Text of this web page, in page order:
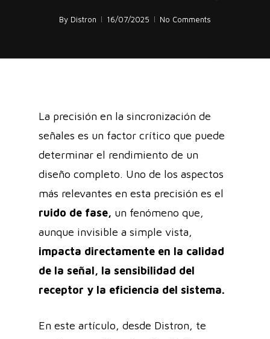
By Distron 16/07/2025 No Comments
La precisión en la sincronización de
señales es un factor crítico que puede
determinar el rendimiento de un
diseño completo. Uno de los aspectos
más relevantes en esta precisión es el
ruido de fase, un fenómeno que,
aunque invisible a simple vista,
impacta directamente en la calidad
de la señal, la sensibilidad del
receptor y la eficiencia del sistema.
En este artículo, desde Distron, te